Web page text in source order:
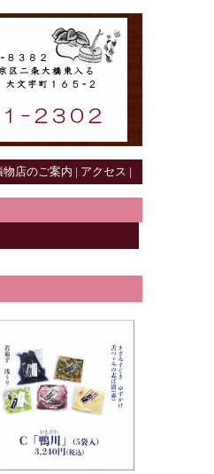
物店のご案内 | アクセス |